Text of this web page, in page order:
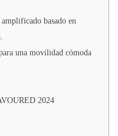
basado en
una movilidad cómoda
2024